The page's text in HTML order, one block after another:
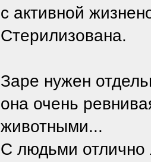
с активной
Стерилизована.
Заре нужен
она очень
животными...
С людьми отлично